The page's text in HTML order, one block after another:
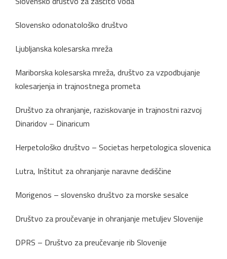
Slovensko odonatološko društvo
Ljubljanska kolesarska mreža
Mariborska kolesarska mreža, društvo za vzpodbujanje
kolesarjenja in trajnostnega prometa
Društvo za ohranjanje, raziskovanje in trajnostni razvoj
Dinaridov – Dinaricum
Herpetološko društvo – Societas herpetologica slovenica
Lutra, Inštitut za ohranjanje naravne dediščine
Morigenos – slovensko društvo za morske sesalce
Društvo za proučevanje in ohranjanje metuljev Slovenije
DPRS – Društvo za preučevanje rib Slovenije